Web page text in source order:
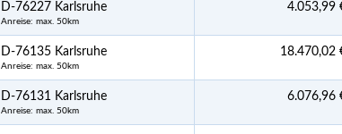
D-76227 Karlsruhe
Anreise: max. 50km
4.053,99
D-76135 Karlsruhe
Anreise: max. 50km
18.470,02
D-76131 Karlsruhe
Anreise: max. 50km
6.076,96